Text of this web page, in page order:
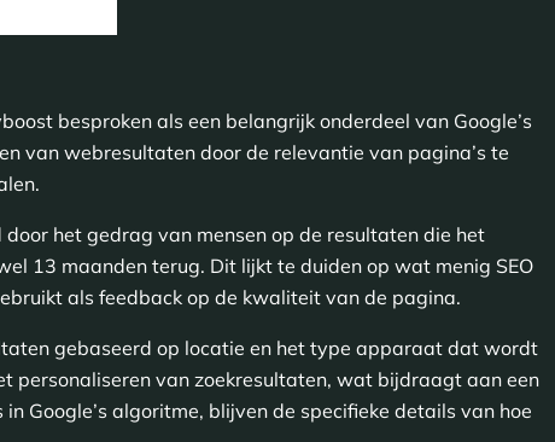
besproken als een belangrijk onderdeel van Google’s
van webresultaten door de relevantie van pagina’s te
het gedrag van mensen op de resultaten die het
13 maanden terug. Dit lijkt te duiden op wat menig SEO
als feedback op de kwaliteit van de pagina.
gebaseerd op locatie en het type apparaat dat wordt
personaliseren van zoekresultaten, wat bijdraagt aan een
Google’s algoritme, blijven de specifieke details van hoe